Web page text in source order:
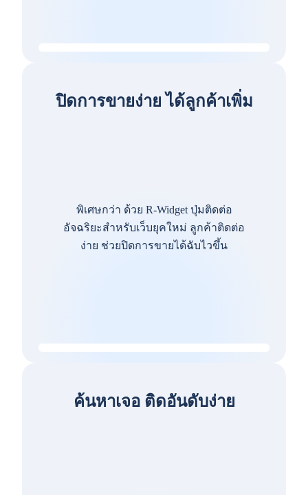
ปิดการขายง่าย ได้ลูกค้าเพิ่ม
พิเศษกว่า ด้วย R-Widget ปุ่มติดต่อ
อัจฉริยะสำหรับเว็บยุคใหม่ ลูกค้าติดต่อ
ง่าย ช่วยปิดการขายได้ฉับไวขึ้น
ค้นหาเจอ ติดอันดับง่าย